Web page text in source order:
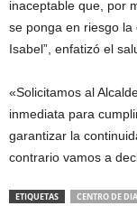
inaceptable que, por
se ponga en riesgo la
Isabel”, enfatizó el
«Solicitamos al
inmediata para
garantizar la
contrario vamos a
ETIQUETAS CENTRO DE